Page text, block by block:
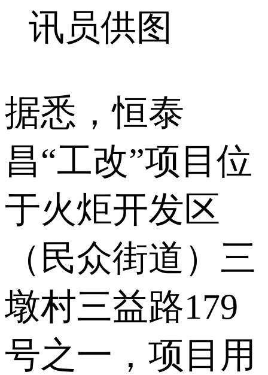
讯员供图
据悉，恒泰
昌“工改”项目位
于火炬开发区
（民众街道）三
墩村三益路179
号之一，项目用